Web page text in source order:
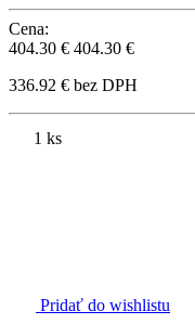
Cena:
404.30 € 404.30 €
336.92 € bez DPH
1 ks
Pridať do wishlistu